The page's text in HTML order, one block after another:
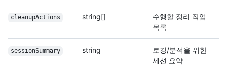
cleanupActions string[]
수행할 정리 작업
목록
sessionSummary string
로깅/분석을 위한
세션 요약